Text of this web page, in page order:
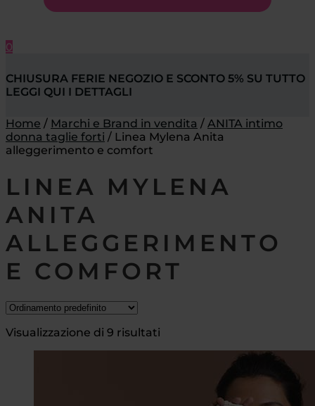
0
CHIUSURA FERIE NEGOZIO E SCONTO 5% SU TUTTO
LEGGI QUI I DETTAGLI
Home / Marchi e Brand in vendita / ANITA intimo
donna taglie forti / Linea Mylena Anita
alleggerimento e comfort
LINEA MYLENA
ANITA
ALLEGGERIMENTO
E COMFORT
Visualizzazione di 9 risultati